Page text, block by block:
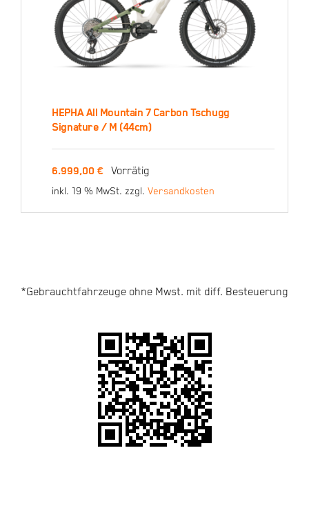
HEPHA All Mountain 7
Carbon Tschugg
Signature / M (44cm)
HEPHA All Mountain 7 Carbon Tschugg
Signature / M (44cm)
6.999,00€ Vorrätig
inkl. 19 % MwSt. zzgl.Versandkosten
*Gebrauchtfahrzeuge ohne Mwst. mit diff. Besteuerung